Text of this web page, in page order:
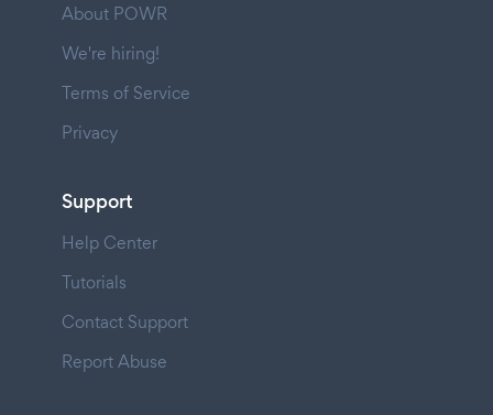
About POWR
We're hiring!
Terms of Service
Privacy
Support
Help Center
Tutorials
Contact Support
Report Abuse